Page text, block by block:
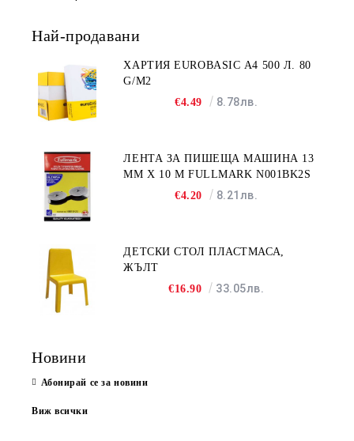
Най-продавани
ХАРТИЯ EUROBASIC А4 500 Л. 80
G/M2
€4.49
8.78лв.
ЛЕНТА ЗА ПИШЕЩА МАШИНА 13
MM X 10 M FULLMARK N001BK2S
€4.20
8.21лв.
ДЕТСКИ СТОЛ ПЛАСТМАСА,
ЖЪЛТ
€16.90
33.05лв.
Новини
Абонирай се за новини
Виж всички